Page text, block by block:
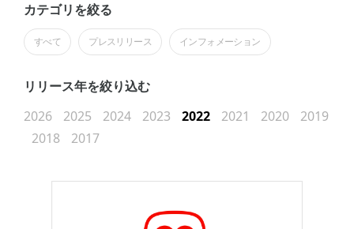
カテゴリを絞る
すべて プレスリリース インフォメーション
リリース年を絞り込む
2026
2025 2024 2023 2022 2021 2020
2019
2018
2017